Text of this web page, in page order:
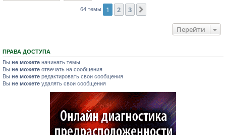
64 темы 1 2 3
Перейти
ПРАВА ДОСТУПА
Вы не можете начинать темы
Вы не можете отвечать на сообщения
Вы не можете редактировать свои сообщения
Вы не можете удалять свои сообщения